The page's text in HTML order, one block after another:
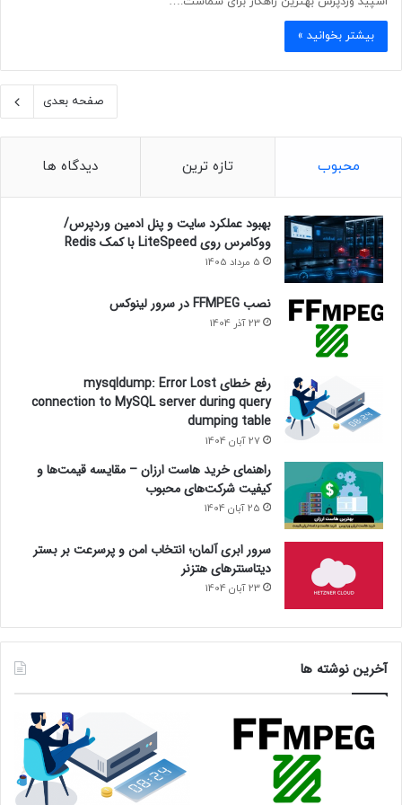
بیشتر بخوانید »
صفحه بعدی
محبوب تازه ترین دیدگاه ها
بهبود عملکرد سایت و پنل ادمین وردپرس/
ووکامرس روی LiteSpeed با کمک Redis
5 مرداد 1405
نصب FFMPEG در سرور لینوکس
23 آذر 1404
رفع خطای mysqldump: Error Lost
connection to MySQL server during query
dumping table
27 آبان 1404
راهنمای خرید هاست ارزان – مقایسه قیمت‌ها و
کیفیت شرکت‌های محبوب
25 آبان 1404
سرور ابری آلمان؛ انتخاب امن و پرسرعت بر بستر
دیتاسنترهای هتزنر
23 آبان 1404
آخرین نوشته ها